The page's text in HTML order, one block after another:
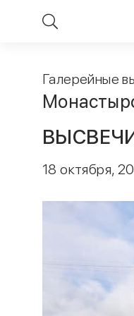
Галерейные
18 октября,